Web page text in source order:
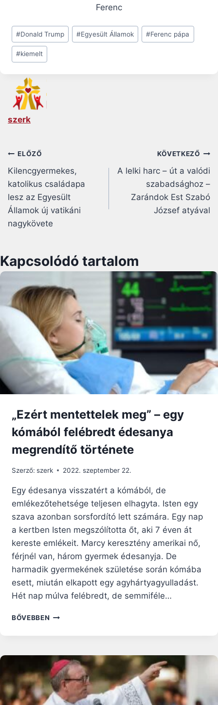
Ferenc
Post
Tags:
#Donald Trump #Egyesült Államok #Ferenc pápa
#kiemelt
szerk
Bejegyzés
navigáció
ELŐZŐ
Kilencgyermekes,
katolikus családapa
lesz az Egyesült
Államok új vatikáni
nagykövete
KÖVETKEZŐ
A lelki harc – út a valódi
szabadsághoz –
Zarándok Est Szabó
József atyával
Kapcsolódó tartalom
„Ezért mentettelek meg” – egy
kómából felébredt édesanya
megrendítő története
Szerző: szerk 2022. szeptember 22.
Egy édesanya visszatért a kómából, de
emlékezőtehetsége teljesen elhagyta. Isten egy
szava azonban sorsfordító lett számára. Egy nap
a kertben Isten megszólította őt, aki 7 éven át
kereste emlékeit. Marcy keresztény amerikai nő,
férjnél van, három gyermek édesanyja. De
harmadik gyermekének születése során kómába
esett, miután elkapott egy agyhártyagyulladást.
Hét nap múlva felébredt, de semmiféle…
BŐVEBBEN „EZÉRT
EGY
KÓMÁBÓL
FELÉBREDT
ÉDESANYA
MEGRENDÍTŐ